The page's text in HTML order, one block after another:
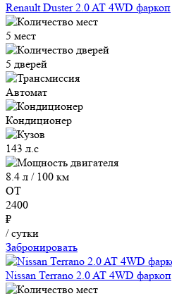
Renault Duster 2.0 AT 4WD фаркоп
5 мест
5 дверей
Автомат
Кондиционер
143 л.с
8.4 л / 100 км
ОТ
2400
₽
/ сутки
Забронировать
Nissan Terrano 2.0 AT 4WD фаркоп